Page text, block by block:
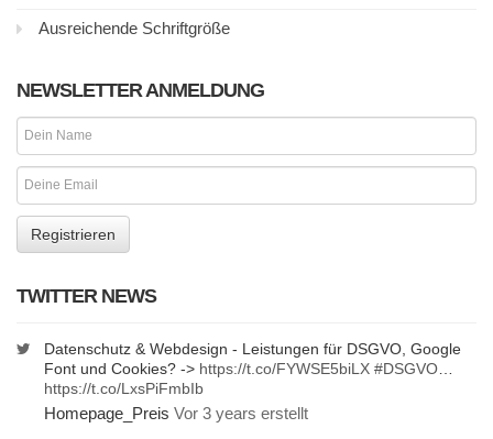
Ausreichende Schriftgröße
NEWSLETTER ANMELDUNG
TWITTER NEWS
Datenschutz & Webdesign - Leistungen für DSGVO, Google
Font und Cookies? -> https://t.co/FYWSE5biLX #DSGVO
https://t.co/LxsPiFmbIb
Homepage_Preis Vor 3 years erstellt